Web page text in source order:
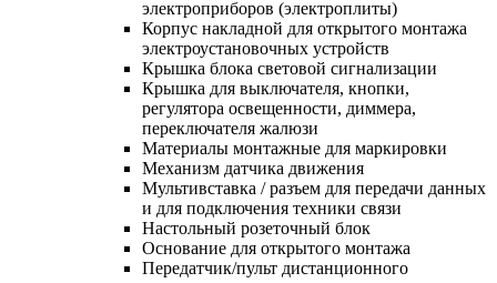
электроприборов (электроплиты)
Корпус накладной для открытого монтажа
электроустановочных устройств
Крышка блока световой сигнализации
Крышка для выключателя, кнопки,
регулятора освещенности, диммера,
переключателя жалюзи
Материалы монтажные для маркировки
Механизм датчика движения
Мультивставка / разъем для передачи данных
и для подключения техники связи
Настольный розеточный блок
Основание для открытого монтажа
Передатчик/пульт дистанционного